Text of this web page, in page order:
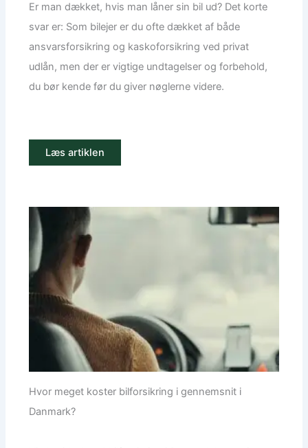
Er man dækket, hvis man låner sin bil ud? Det korte
svar er: Som bilejer er du ofte dækket af både
ansvarsforsikring og kaskoforsikring ved privat
udlån, men der er vigtige undtagelser og forbehold,
du bør kende før du giver nøglerne videre.
Læs artiklen
Hvor meget koster bilforsikring i gennemsnit i
Danmark?